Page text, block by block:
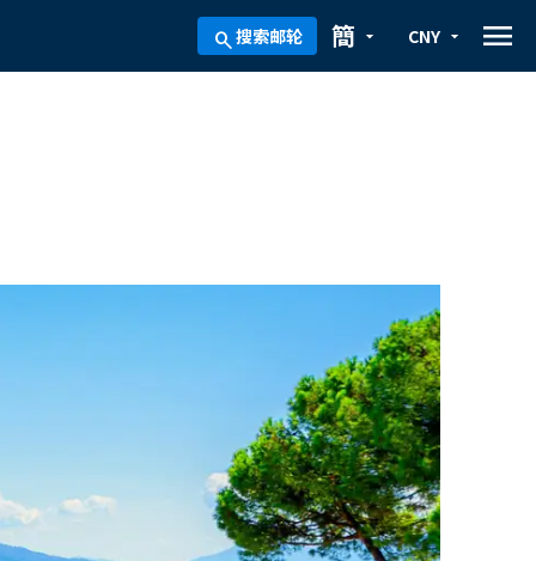
search搜索邮轮 arrow_drop_down
簡 arrow_drop_down
CNY menu